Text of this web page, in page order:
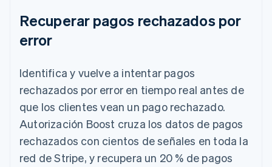
Recuperar pagos rechazados por
error
Identifica y vuelve a intentar pagos
rechazados por error en tiempo real antes de
que los clientes vean un pago rechazado.
Autorización Boost cruza los datos de pagos
rechazados con cientos de señales en toda la
red de Stripe, y recupera un 20 % de pagos